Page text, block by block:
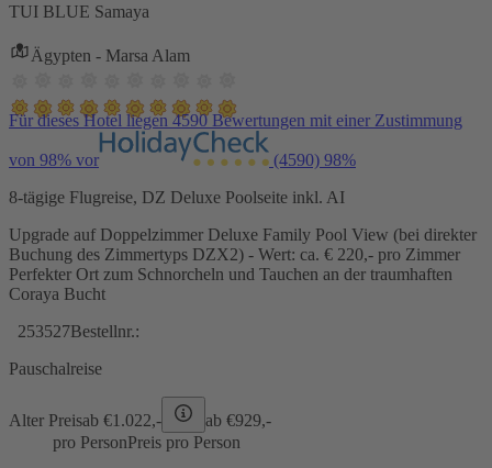
TUI BLUE Samaya
Ägypten - Marsa Alam
Für dieses Hotel liegen 4590 Bewertungen mit einer Zustimmung
von 98% vor (4590) 98%
8-tägige Flugreise, DZ Deluxe Poolseite inkl. AI
Upgrade auf Doppelzimmer Deluxe Family Pool View (bei direkter
Buchung des Zimmertyps DZX2) - Wert: ca. € 220,- pro Zimmer
Perfekter Ort zum Schnorcheln und Tauchen an der traumhaften
Coraya Bucht
253527Bestellnr.:
Pauschalreise
Alter Preisab €1.022,- ab €929,-
pro PersonPreis pro Person